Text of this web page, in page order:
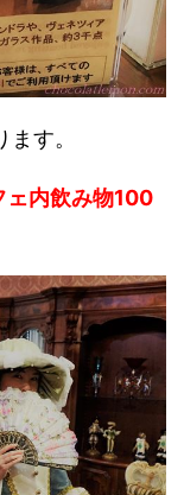
す。
ェ内飲み物100